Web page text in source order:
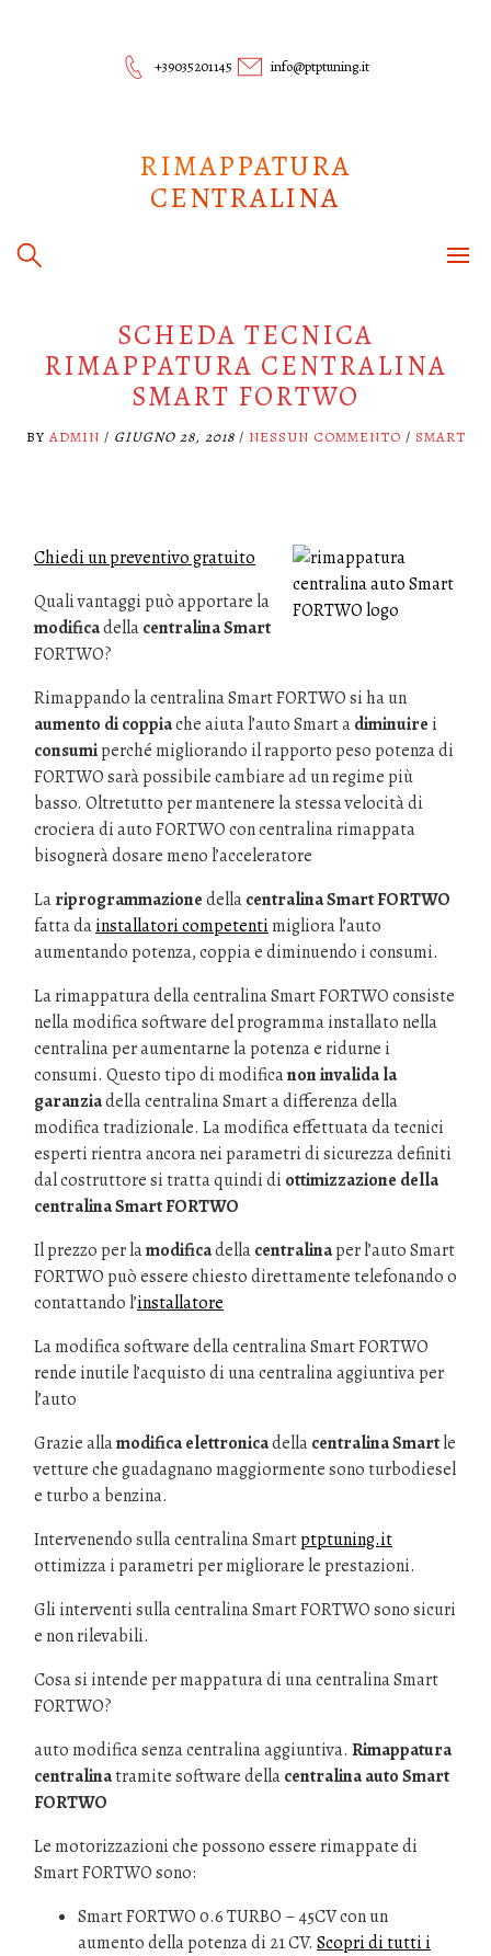
+39035201145 info@ptptuning.it
RIMAPPATURA
CENTRALINA
SCHEDA TECNICA
RIMAPPATURA CENTRALINA
SMART FORTWO
BY ADMIN / GIUGNO 28, 2018/ NESSUN COMMENTO / SMART
Chiedi un preventivo gratuito
Quali vantaggi può apportare la
modificadellacentralina Smart
FORTWO?
Rimappando la centralina Smart FORTWO si ha un
aumento di coppiache aiuta l’auto Smart adiminuire i
consumiperché migliorando il rapporto peso potenza di
FORTWO sarà possibile cambiare ad un regime più
basso. Oltretutto per mantenere la stessa velocità di
crociera di auto FORTWO con centralina rimappata
bisognerà dosare meno l’acceleratore
Lariprogrammazionedellacentralina Smart FORTWO
fatta dainstallatori competenti migliora l’auto
aumentando potenza, coppia e diminuendo i consumi.
La rimappatura della centralina Smart FORTWO consiste
nella modifica software del programma installato nella
centralina per aumentarne la potenza e ridurne i
consumi. Questo tipo di modificanon invalida la
garanziadella centralina Smart a differenza della
modifica tradizionale. La modifica effettuata da tecnici
esperti rientra ancora nei parametri di sicurezza definiti
dal costruttore si tratta quindi di ottimizzazione della
centralina Smart FORTWO
Il prezzo per lamodificadellacentralinaper l’auto Smart
FORTWO può essere chiesto direttamente telefonando o
contattando l’installatore
La modifica software della centralina Smart FORTWO
rende inutile l’acquisto di una centralina aggiuntiva per
l’auto
Grazie allamodifica elettronicadellacentralina Smartle
vetture che guadagnano maggiormente sono turbodiesel
e turbo a benzina.
Intervenendo sulla centralina Smartptptuning.it
ottimizza i parametri per migliorare le prestazioni.
Gli interventi sulla centralina Smart FORTWO sono sicuri
e non rilevabili.
Cosa si intende per mappatura di una centralina Smart
FORTWO?
auto modifica senza centralina aggiuntiva. Rimappatura
centralinatramite software dellacentralina auto Smart
FORTWO
Le motorizzazioni che possono essere rimappate di
Smart FORTWO sono:
Smart FORTWO 0.6 TURBO – 45CV con un
aumento della potenza di 21 CV. Scopri di tutti i